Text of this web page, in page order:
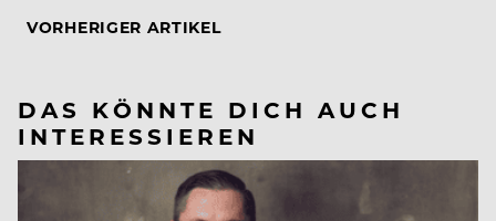
VORHERIGER ARTIKEL
DAS KÖNNTE DICH AUCH
INTERESSIEREN